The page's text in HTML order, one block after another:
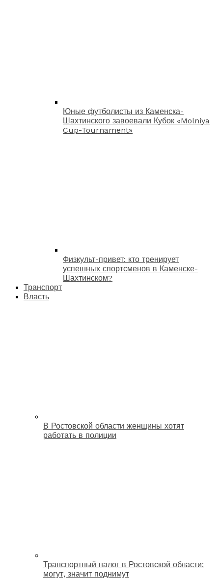
Юные футболисты из Каменска-
Шахтинского завоевали Кубок «Molniya
Cup-Tournament»
Физкульт-привет: кто тренирует
успешных спортсменов в Каменске-
Шахтинском?
Транспорт
Власть
В Ростовской области женщины хотят
работать в полиции
Транспортный налог в Ростовской области:
могут, значит поднимут